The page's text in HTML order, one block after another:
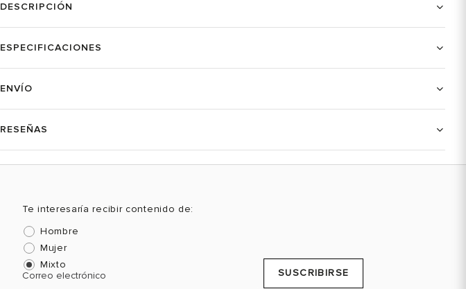
DESCRIPCIÓN
ESPECIFICACIONES
ENVÍO
RESEÑAS
Te interesaría recibir contenido de:
Hombre
Mujer
Mixto
Correo electrónico
SUSCRIBIRSE